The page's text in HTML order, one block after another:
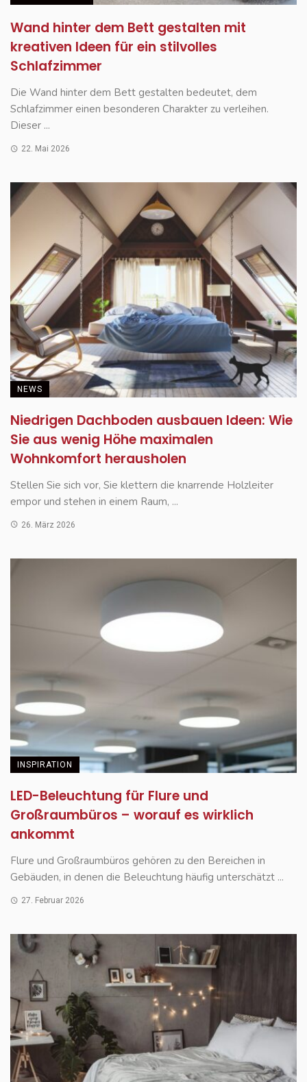
Wand hinter dem Bett gestalten mit
kreativen Ideen für ein stilvolles
Schlafzimmer
Die Wand hinter dem Bett gestalten bedeutet, dem
Schlafzimmer einen besonderen Charakter zu verleihen.
Dieser ...
22. Mai 2026
NEWS
Niedrigen Dachboden ausbauen Ideen: Wie
Sie aus wenig Höhe maximalen
Wohnkomfort herausholen
Stellen Sie sich vor, Sie klettern die knarrende Holzleiter
empor und stehen in einem Raum, ...
26. März 2026
INSPIRATION
LED-Beleuchtung für Flure und
Großraumbüros – worauf es wirklich
ankommt
Flure und Großraumbüros gehören zu den Bereichen in
Gebäuden, in denen die Beleuchtung häufig unterschätzt ...
27. Februar 2026